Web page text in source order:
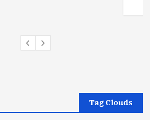
Tag Clouds